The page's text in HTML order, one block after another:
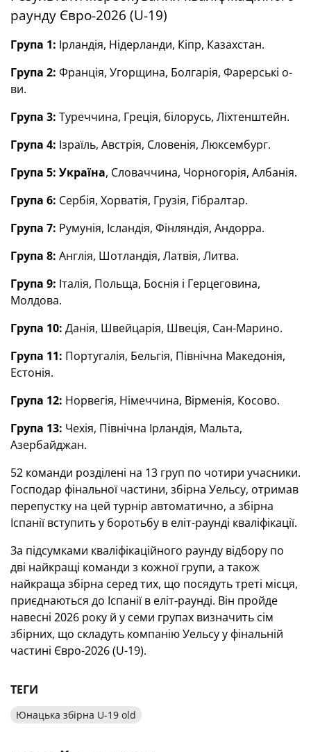
раунду Євро-2026 (U-19)
Група 1: Ірландія, Нідерланди, Кіпр, Казахстан.
Група 2: Франція, Угорщина, Болгарія, Фарерські о-
ви.
Група 3: Туреччина, Греція, білорусь, Ліхтенштейн.
Група 4: Ізраїль, Австрія, Словенія, Люксембург.
Група 5: Україна, Словаччина, Чорногорія, Албанія.
Група 6: Сербія, Хорватія, Грузія, Гібралтар.
Група 7: Румунія, Ісландія, Фінляндія, Андорра.
Група 8: Англія, Шотландія, Латвія, Литва.
Група 9: Італія, Польща, Боснія і Герцеговина,
Молдова.
Група 10: Данія, Швейцарія, Швеція, Сан-Марино.
Група 11: Португалія, Бельгія, Північна Македонія,
Естонія.
Група 12: Норвегія, Німеччина, Вірменія, Косово.
Група 13: Чехія, Північна Ірландія, Мальта,
Азербайджан.
52 команди розділені на 13 груп по чотири учасники.
Господар фінальної частини, збірна Уельсу, отримав
перепустку на цей турнір автоматично, а збірна
Іспанії вступить у боротьбу в еліт-раунді кваліфікації.
За підсумками кваліфікаційного раунду відбору по
дві найкращі команди з кожної групи, а також
найкраща збірна серед тих, що посядуть треті місця,
приєднаються до Іспанії в еліт-раунді. Він пройде
навесні 2026 року й у семи групах визначить сім
збірних, що складуть компанію Уельсу у фінальній
частині Євро-2026 (U-19).
ТЕГИ
Юнацька збірна U-19 old